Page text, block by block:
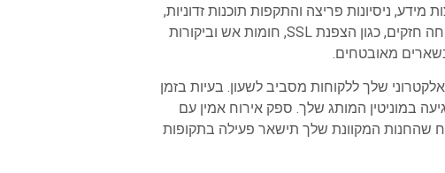
ניסיונות פריצה והתקפות תוכנות זדוניות,
שעלולות לסכן את הסודיות והשלמות של מידע הלקוח. על ידי בחירת ספק אירוח שמתעדף אמצעי אבטחה חזקים, כגון הצפנת SSL, חומות אש וביקורות
מאובטחים.
שלך ללקוחות מסביב לשעון. בעיות בזמן
במוניטין המותג שלך. ספק אירוח אמין עם
שהחנות המקוונת שלך תישאר פעילה בתקופות